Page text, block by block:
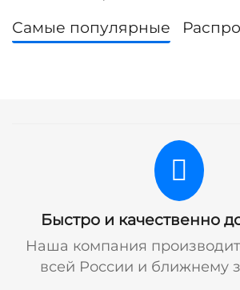
Самые популярные
Быстро и качественно
Наша компания производит
всей России и ближнему